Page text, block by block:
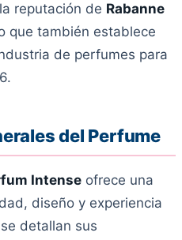
reputación de Rabanne
que también establece
de perfumes para
del Perfume
Intense ofrece una
diseño y experiencia
detallan sus